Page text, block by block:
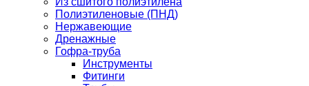
Полиэтиленовые (ПНД)
Нержавеющие
Дренажные
Гофра-труба
Инструменты
Фитинги